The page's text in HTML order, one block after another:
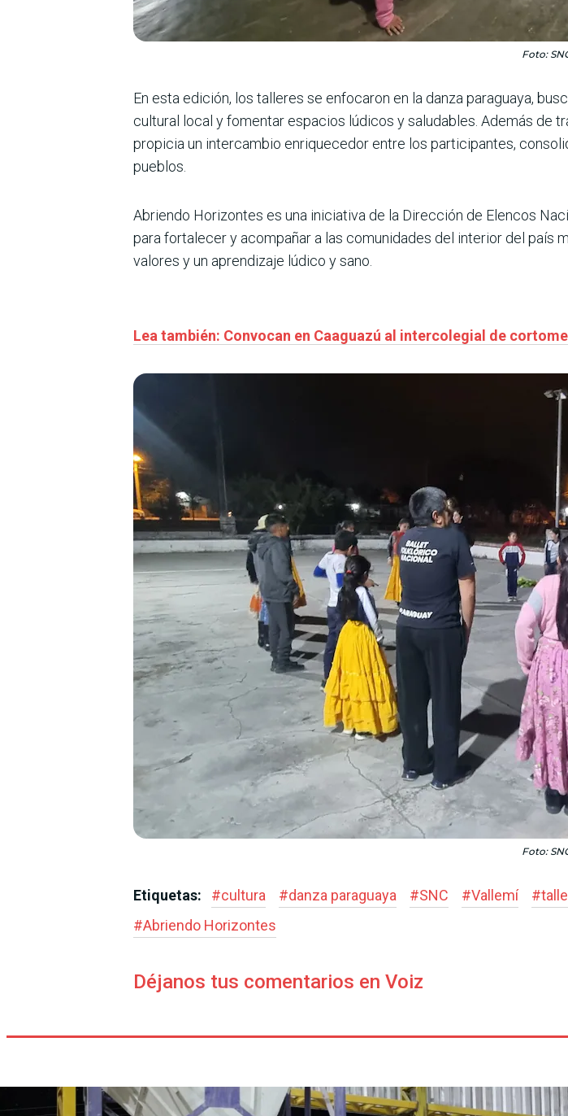
Foto:
En esta edición, los talleres se enfocaron en la danza paraguaya,
cultural local y fomentar espacios lúdicos y saludables. Además de
propicia un intercambio enriquecedor entre los participantes,
pueblos.
Abriendo Horizontes es una iniciativa de la Dirección de Elencos
para fortalecer y acompañar a las comunidades del interior del país
valores y un aprendizaje lúdico y sano.
Lea también: Convocan en Caaguazú al intercolegial de
Foto:
Etiquetas: #cultura #danza paraguaya #SNC #Vallemí #
#Abriendo Horizontes
Déjanos tus comentarios en Voiz